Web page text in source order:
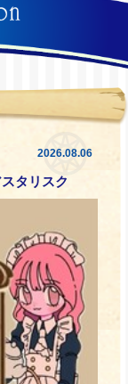
2026.08.06
タリスク